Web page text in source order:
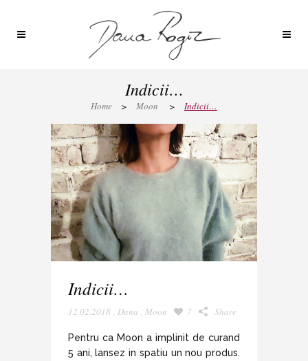
Indicii…
Home > Moon > Indicii…
Indicii…
12.02.2018 , Dana , Moon 7 Share
Pentru ca Moon a implinit de curand
5 ani, lansez in spatiu un nou produs.